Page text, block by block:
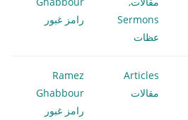
Sermons
عظات
رامز غبور
Articles
مقالات
Ramez
Ghabbour
رامز غبور